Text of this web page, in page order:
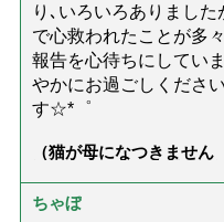
り､いろいろありまし
で心救われたことが多
報告を心待ちにしてい
やかにお過ごしくださ
す☆*゜
（猫が母になつきませ
ちゃぼ